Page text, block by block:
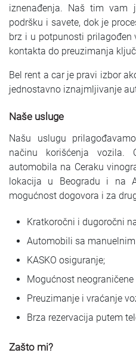
iznenađenja. Naš tim vam
podršku i savete, dok je
brz i u potpunosti
kontakta do preuzimanja
Bel rent a car je pravi izbor
jednostavno iznajmljivanje
Naše usluge
Našu uslugu
načinu korišćenja vozila.
automobila na Ceraku
lokacija u Beogradu i na
mogućnost dogovora i za
Kratkoročni i dugoročni
Automobili sa
KASKO osiguranje;
Mogućnost
Preuzimanje i vraćanje
Brza rezervacija putem
Zašto mi?